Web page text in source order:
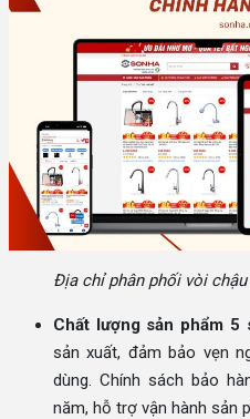
Địa chỉ phân phối vòi
Chất lượng sản phẩm 5
sản xuất, đảm bảo vẹn
dùng. Chính sách bảo
năm, hỗ trợ vận hành sản